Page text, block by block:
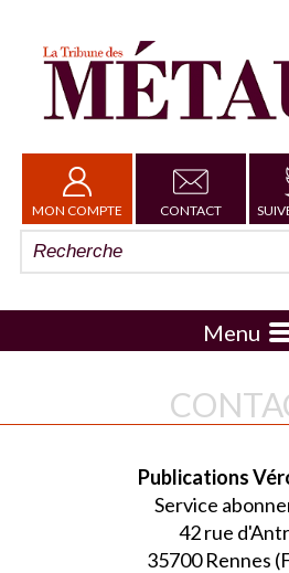
MON COMPTE CONTACT
Menu
Publications
Service
42 rue
35700 Rennes